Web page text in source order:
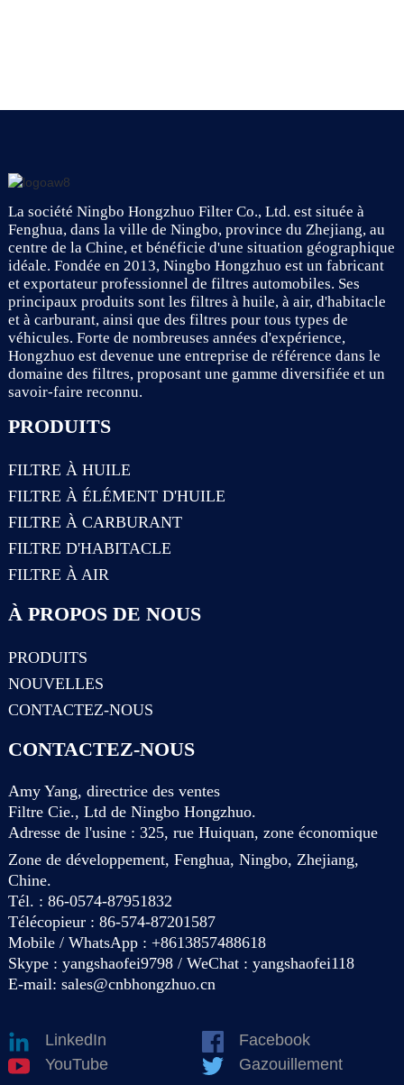
La société Ningbo Hongzhuo Filter Co., Ltd. est située à
Fenghua, dans la ville de Ningbo, province du Zhejiang, au
centre de la Chine, et bénéficie d'une situation géographique
idéale. Fondée en 2013, Ningbo Hongzhuo est un fabricant
et exportateur professionnel de filtres automobiles. Ses
principaux produits sont les filtres à huile, à air, d'habitacle
et à carburant, ainsi que des filtres pour tous types de
véhicules. Forte de nombreuses années d'expérience,
Hongzhuo est devenue une entreprise de référence dans le
domaine des filtres, proposant une gamme diversifiée et un
savoir-faire reconnu.
PRODUITS
FILTRE À HUILE
FILTRE À ÉLÉMENT D'HUILE
FILTRE À CARBURANT
FILTRE D'HABITACLE
FILTRE À AIR
À PROPOS DE NOUS
PRODUITS
NOUVELLES
CONTACTEZ-NOUS
CONTACTEZ-NOUS
Amy Yang, directrice des ventes
Filtre Cie., Ltd de Ningbo Hongzhuo.
Adresse de l'usine : 325, rue Huiquan, zone économique
Zone de développement, Fenghua, Ningbo, Zhejiang,
Chine.
Tél. : 86-0574-87951832
Télécopieur : 86-574-87201587
Mobile / WhatsApp : +8613857488618
Skype : yangshaofei9798 / WeChat : yangshaofei118
E-mail: sales@cnbhongzhuo.cn
LinkedIn
Facebook
YouTube
Gazouillement